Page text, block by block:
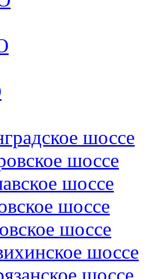
шоссе
шоссе
шоссе
шоссе
шоссе
шоссе